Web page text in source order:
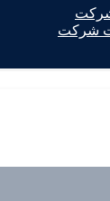
شرکت
شرکت